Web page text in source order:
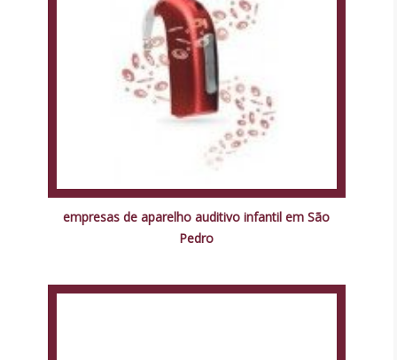
empresas de aparelho auditivo infantil em São
Pedro